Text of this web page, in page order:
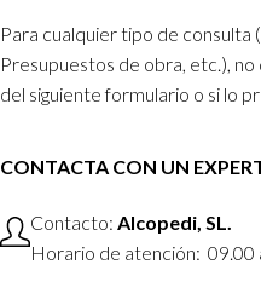
Para cualquier tipo de consulta
Presupuestos de obra, etc.),
del siguiente formulario o si lo
CONTACTA CON UN
Contacto: Alcopedi, SL.
Horario de atención: 09.00